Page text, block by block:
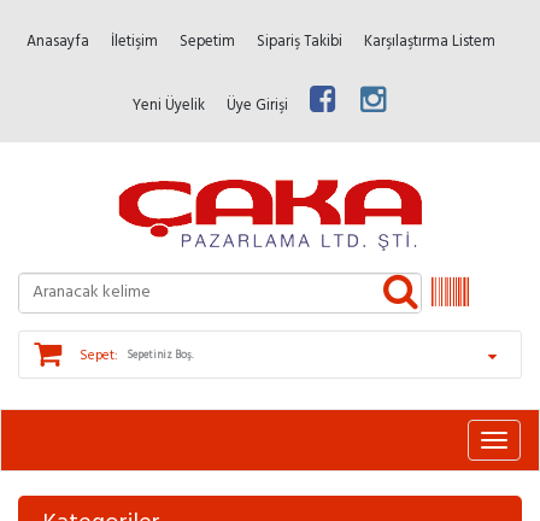
Anasayfa İletişim Sepetim Sipariş Takibi Karşılaştırma Listem
Yeni Üyelik Üye Girişi
Sepet: Sepetiniz Boş.